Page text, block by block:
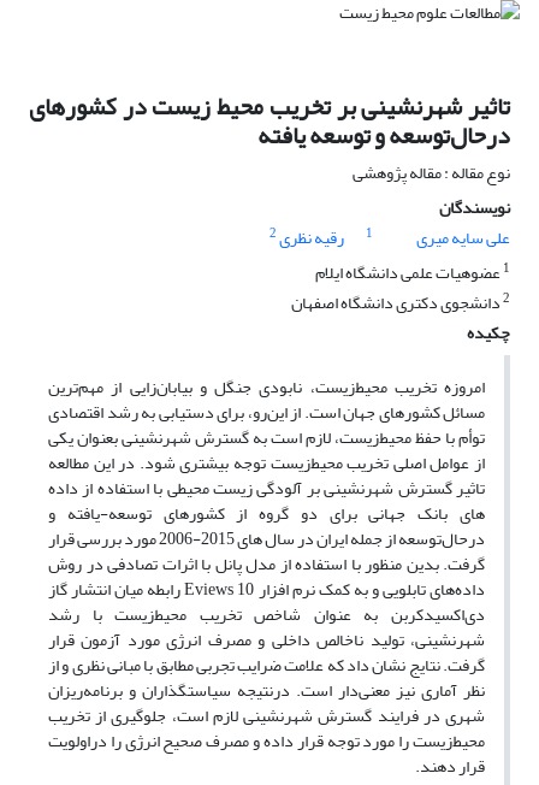
تاثیر شهرنشینی بر تخریب محیط زیست در کشورهای
درحال‌توسعه و توسعه یافته
نوع مقاله : مقاله پژوهشی
نویسندگان
علی سایه میری
1 رقیه نظری2
1عضوهیات علمی دانشگاه ایلام
2دانشجوی دکتری دانشگاه اصفهان
چکیده
امروزه تخریب محیط‌زیست، نابودی جنگل و بیابان‌زایی از مهم‌ترین
مسائل کشورهای جهان است. از این‌رو، برای دستیابی به رشد‌ اقتصادی
توأم با حفظ محیط‌‌زیست، لازم است به گسترش شهرنشینی بعنوان یکی
از عوامل اصلی تخریب محیط‌زیست توجه بیشتری شود. در این مطالعه
تاثیر گسترش شهرنشینی بر آلودگی زیست محیطی با استفاده از داده
های بانک جهانی برای دو گروه از کشورهای توسعه-یافته و
درحال‌توسعه از جمله ایران در سال های 2015-2006 مورد بررسی قرار
گرفت. بدین منظور با استفاده از مدل پانل با اثرات تصادفی در روش
داده‌های تابلویی و به کمک نرم افزار Eviews 10 رابطه میان انتشار گاز
دی‌اکسیدکربن به عنوان شاخص تخریب محیط‌زیست با رشد
شهرنشینی، تولید ناخالص داخلی و مصرف انرژی مورد آزمون قرار
گرفت. نتایج نشان داد که علامت ضرایب تجربی مطابق با مبانی نظری و از
نظر آماری نیز معنی‌دار‌ است. درنتیجه‌ سیاستگذاران و برنامه‌ریزان
شهری در فرایند گسترش شهرنشینی لازم است، جلوگیری از تخریب
محیط‌زیست را مورد توجه قرار داده و مصرف صحیح انرژی را دراولویت
قرار دهند.